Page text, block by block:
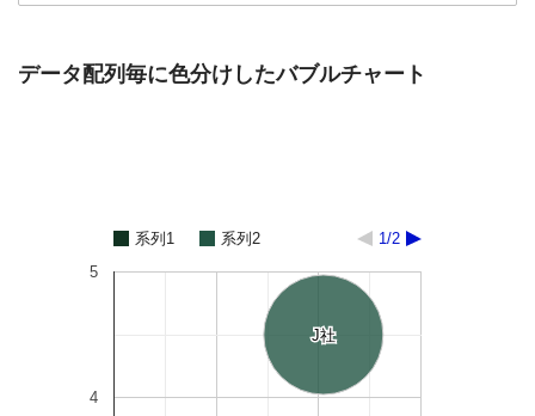
データ配列毎に色分けしたバブルチャート
系列1 系列2 1/2
J社
J社
4
5